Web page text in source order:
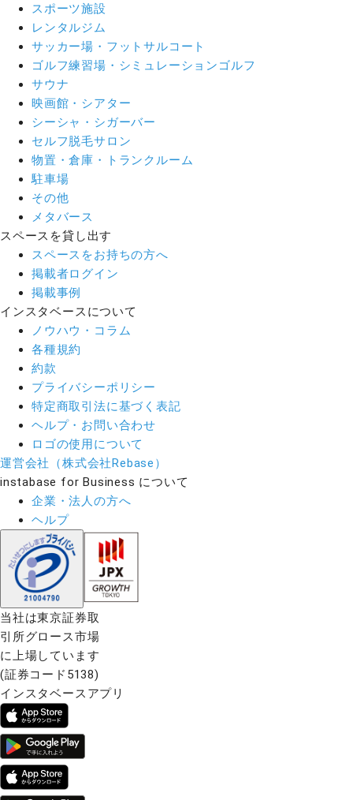
スポーツ施設
レンタルジム
サッカー場・フットサルコート
ゴルフ練習場・シミュレーションゴルフ
サウナ
映画館・シアター
シーシャ・シガーバー
セルフ脱毛サロン
物置・倉庫・トランクルーム
駐車場
その他
メタバース
スペースを貸し出す
スペースをお持ちの方へ
掲載者ログイン
掲載事例
インスタベースについて
ノウハウ・コラム
各種規約
約款
プライバシーポリシー
特定商取引法に基づく表記
ヘルプ・お問い合わせ
ロゴの使用について
運営会社（株式会社Rebase）
instabase for Business について
企業・法人の方へ
ヘルプ
当社は東京証券取
引所グロース市場
に上場しています
(証券コード5138)
インスタベースアプリ